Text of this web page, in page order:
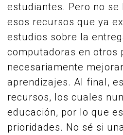
estudiantes. Pero no
esos recursos que ya
estudios sobre la
computadoras en otros
necesariamente
aprendizajes. Al final,
recursos, los cuales
educación, por lo que
prioridades. No sé si